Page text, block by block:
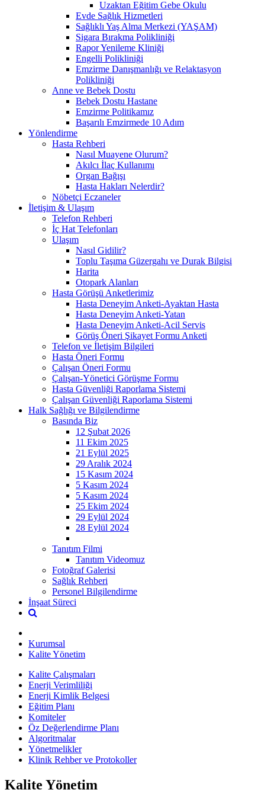
Uzaktan Eğitim Gebe Okulu
Evde Sağlık Hizmetleri
Sağlıklı Yaş Alma Merkezi (YAŞAM)
Sigara Bırakma Polikliniği
Rapor Yenileme Kliniği
Engelli Polikliniği
Emzirme Danışmanlığı ve Relaktasyon
Polikliniği
Anne ve Bebek Dostu
Bebek Dostu Hastane
Emzirme Politikamız
Başarılı Emzirmede 10 Adım
Yönlendirme
Hasta Rehberi
Nasıl Muayene Olurum?
Akılcı İlaç Kullanımı
Organ Bağışı
Hasta Hakları Nelerdir?
Nöbetçi Eczaneler
İletişim & Ulaşım
Telefon Rehberi
İç Hat Telefonları
Ulaşım
Nasıl Gidilir?
Toplu Taşıma Güzergahı ve Durak Bilgisi
Harita
Otopark Alanları
Hasta Görüşü Anketlerimiz
Hasta Deneyim Anketi-Ayaktan Hasta
Hasta Deneyim Anketi-Yatan
Hasta Deneyim Anketi-Acil Servis
Görüş Öneri Şikayet Formu Anketi
Telefon ve İletişim Bilgileri
Hasta Öneri Formu
Çalışan Öneri Formu
Çalışan-Yönetici Görüşme Formu
Hasta Güvenliği Raporlama Sistemi
Çalışan Güvenliği Raporlama Sistemi
Halk Sağlığı ve Bilgilendirme
Basında Biz
12 Şubat 2026
11 Ekim 2025
21 Eylül 2025
29 Aralık 2024
15 Kasım 2024
5 Kasım 2024
5 Kasım 2024
25 Ekim 2024
29 Eylül 2024
28 Eylül 2024
Tanıtım Filmi
Tanıtım Videomuz
Fotoğraf Galerisi
Sağlık Rehberi
Personel Bilgilendirme
İnşaat Süreci
Kurumsal
Kalite Yönetim
Kalite Çalışmaları
Enerji Verimliliği
Enerji Kimlik Belgesi
Eğitim Planı
Komiteler
Öz Değerlendirme Planı
Algoritmalar
Yönetmelikler
Klinik Rehber ve Protokoller
Kalite Yönetim